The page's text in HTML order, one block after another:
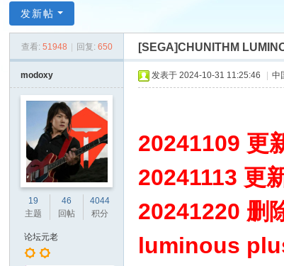
琪
拟
发新帖
查看: 51948 回复: 650 [SEGA]CHUNITHM
modoxy
19
主题
46
回帖
4044
积分
论坛元老
发表于 2024-10-31 11:25:46 中
20241109 更
20241113 更
20241220 删
luminous